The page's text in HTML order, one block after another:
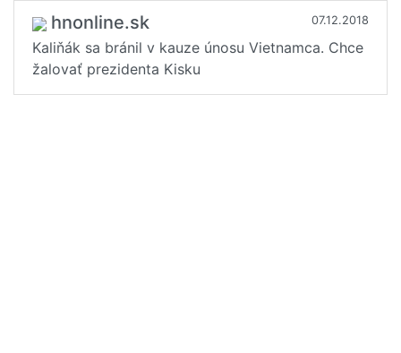
hnonline.sk 07.12.2018
Kaliňák sa bránil v kauze únosu Vietnamca. Chce
žalovať prezidenta Kisku